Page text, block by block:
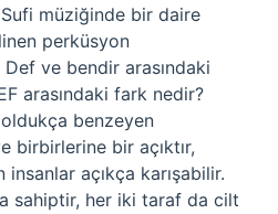
müziğinde bir daire
perküsyon
Def ve bendir arasındaki
arasındaki fark nedir?
benzeyen
birbirlerine bir açıktır,
açıkça karışabilir.
sahiptir, her iki taraf da cilt